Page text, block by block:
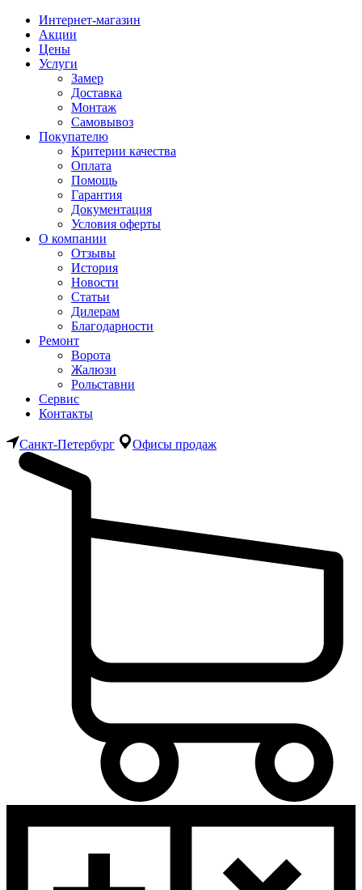
Интернет-магазин
Акции
Цены
Услуги
Замер
Доставка
Монтаж
Самовывоз
Покупателю
Критерии качества
Оплата
Помощь
Гарантия
Документация
Условия оферты
О компании
Отзывы
История
Новости
Статьи
Дилерам
Благодарности
Ремонт
Ворота
Жалюзи
Рольставни
Сервис
Контакты
Санкт-Петербург Офисы продаж